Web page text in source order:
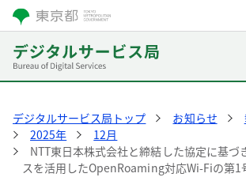
デジタルサービス局トップ お知らせ
2025年
12月
NTT東日本株式会社と締結した協定に基づ
スを活用したOpenRoaming対応Wi-Fiの第1